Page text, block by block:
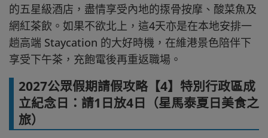
的五星級酒店，盡情享受內地的揼骨按摩、酸菜魚及
網紅茶飲。如果不欲北上，這4天亦是在本地安排一
趟高端 Staycation 的大好時機，在維港景色陪伴下
享受下午茶，充飽電後再重返職場。
2027公眾假期請假攻略【4】特別行政區成
立紀念日：請1日放4日（星馬泰夏日美食之
旅）